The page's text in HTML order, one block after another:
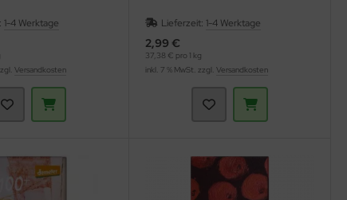
1-4 Werktage
Versandkosten
Lieferzeit: 1-4 Werktage
2,99 €
37,38 € pro 1 kg
inkl. 7 % MwSt. zzgl. Versandkosten